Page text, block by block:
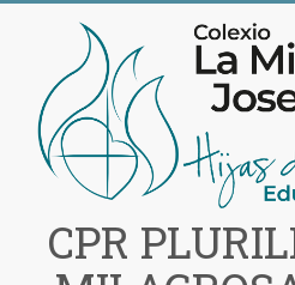
contenido
CPR